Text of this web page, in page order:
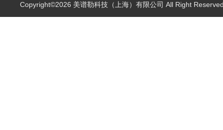
Copyright©2026 美谱勒科技（上海）有限公司 All Right